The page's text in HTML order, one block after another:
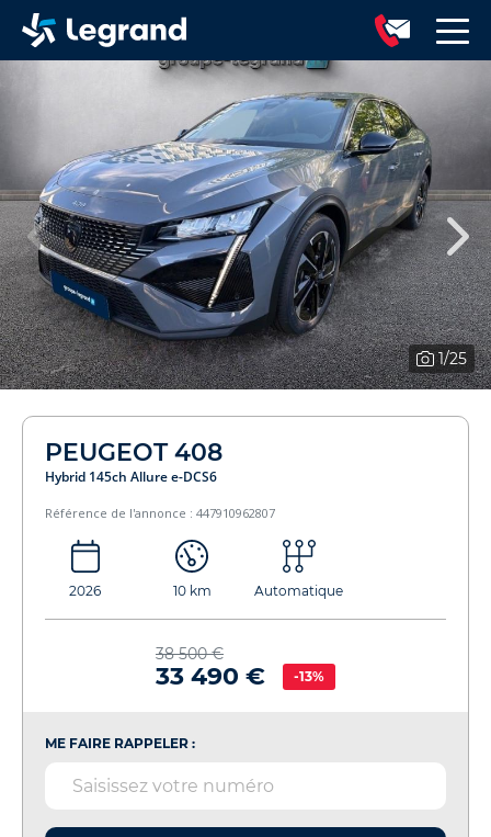
1/25
PEUGEOT 408
Hybrid 145ch Allure e-DCS6
Référence de l'annonce : 447910962807
2026 10 km Automatique
38 500 €
33 490 € -13%
ME FAIRE RAPPELER :